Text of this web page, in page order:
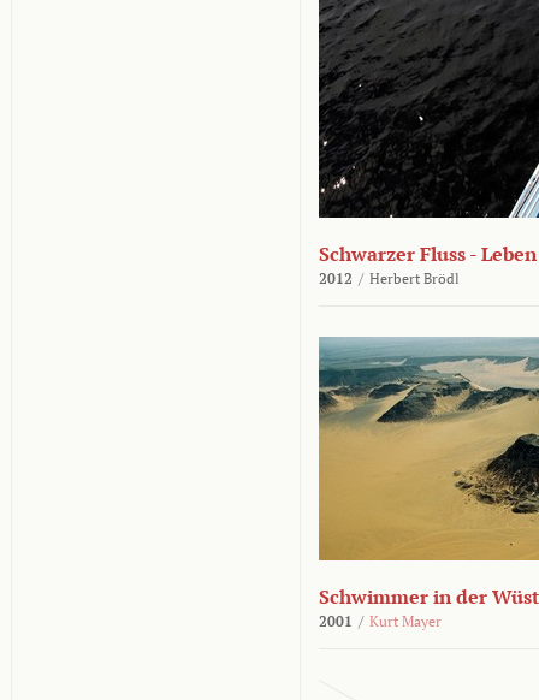
Schwarzer Fluss -
2012 / Herbert Brödl
Schwimmer in der
2001 / Kurt Mayer